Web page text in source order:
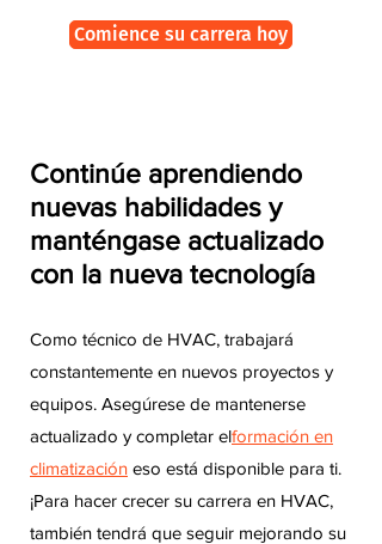
Comience su carrera hoy
Continúe aprendiendo
nuevas habilidades y
manténgase actualizado
con la nueva tecnología
Como técnico de HVAC, trabajará
constantemente en nuevos proyectos y
equipos. Asegúrese de mantenerse
actualizado y completar elformación en
climatización eso está disponible para ti.
¡Para hacer crecer su carrera en HVAC,
también tendrá que seguir mejorando su